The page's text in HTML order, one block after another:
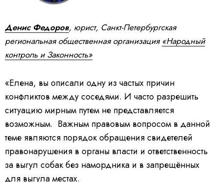
Денис Федоров, юрист, Санкт-Петербургская
региональная общественная организация «Народный
контроль и Законность»
«Елена, вы описали одну из частых причин
конфликтов между соседями. И часто разрешить
ситуацию мирным путем не представляется
возможным. Важным правовым вопросом в данной
теме являются порядок обращения свидетелей
правонарушения в органы власти и ответственность
за выгул собак без намордника и в запрещённых
для выгула местах.